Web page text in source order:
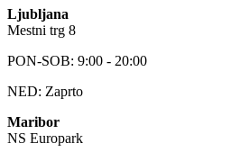
Ljubljana
Mestni trg 8
PON-SOB: 9:00 - 20:00
NED: Zaprto
Maribor
NS Europark